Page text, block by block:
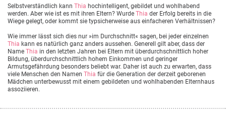
Selbstverständlich kann Thia hochintelligent, gebildet und wohlhabend
werden. Aber wie ist es mit ihren Eltern? Wurde Thia der Erfolg bereits in die
Wiege gelegt, oder kommt sie typsicherweise aus einfacheren Verhältnissen?
Wie immer lässt sich dies nur »im Durchschnitt« sagen, bei jeder einzelnen
Thia kann es natürlich ganz anders aussehen. Generell gilt aber, dass der
Name Thia in den letzten Jahren bei Eltern mit überdurchschnittlich hoher
Bildung, überdurchschnittlich hohem Einkommen und geringer
Armutsgefährdung besonders beliebt war. Daher ist auch zu erwarten, dass
viele Menschen den Namen Thia für die Generation der derzeit geborenen
Mädchen unterbewusst mit einem gebildeten und wohlhabenden Elternhaus
assoziieren.